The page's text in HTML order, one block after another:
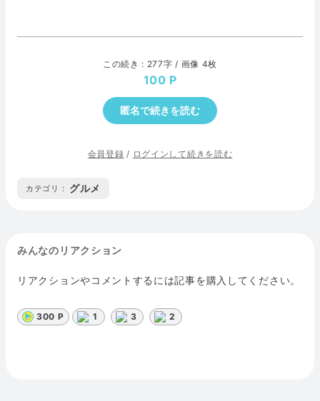
この続き : 277字 / 画像 4枚
100
匿名で続きを読む
会員登録 / ログインして続きを読む
カテゴリ : グルメ
みんなのリアクション
リアクションやコメントするには記事を購入してください。
300 P 1 3 2